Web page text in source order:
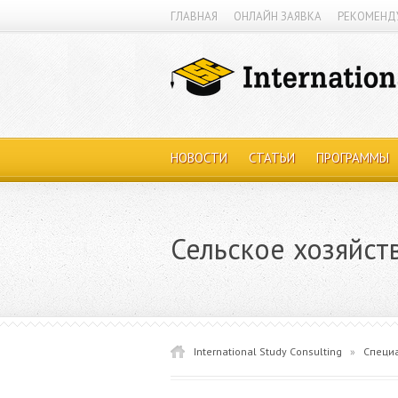
ГЛАВНАЯ ОНЛАЙН ЗАЯВКА
НОВОСТИ СТАТЬИ ПРОГРАММЫ
Сельское
International Study Consulting »